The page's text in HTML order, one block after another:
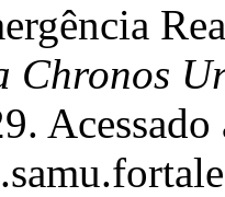
Chronos